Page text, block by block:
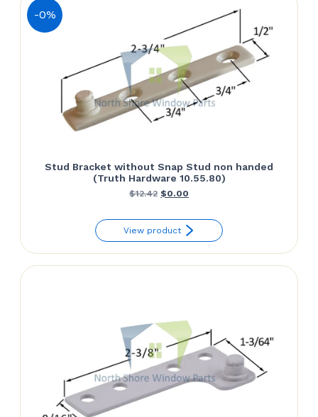
-0%
Stud Bracket without Snap Stud non handed
(Truth Hardware 10.55.80)
$12.42 Le
initial
était :
$0.00
actuel
est :
View product